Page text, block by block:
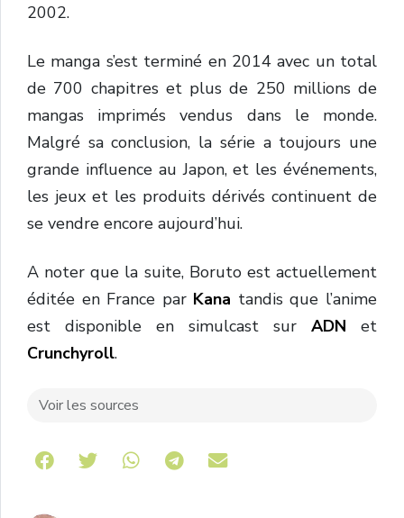
2002.
Le manga s’est terminé en 2014 avec un total
de 700 chapitres et plus de 250 millions de
mangas imprimés vendus dans le monde.
Malgré sa conclusion, la série a toujours une
grande influence au Japon, et les événements,
les jeux et les produits dérivés continuent de
se vendre encore aujourd’hui.
A noter que la suite, Boruto est actuellement
éditée en France par Kana tandis que l’anime
est disponible en simulcast sur ADN et
Crunchyroll.
Voir les sources
Share on Telegram